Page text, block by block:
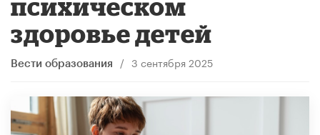
психическом
здоровье детей
Вести образования / 3 сентября 2025